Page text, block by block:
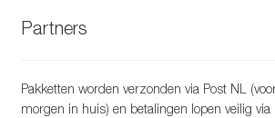
Partners
Pakketten worden verzonden via Post NL
morgen in huis) en betalingen lopen veilig via